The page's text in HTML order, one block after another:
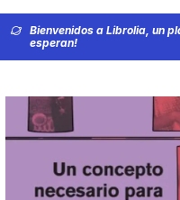
Bienvenidos a Librolia, un
esperan!